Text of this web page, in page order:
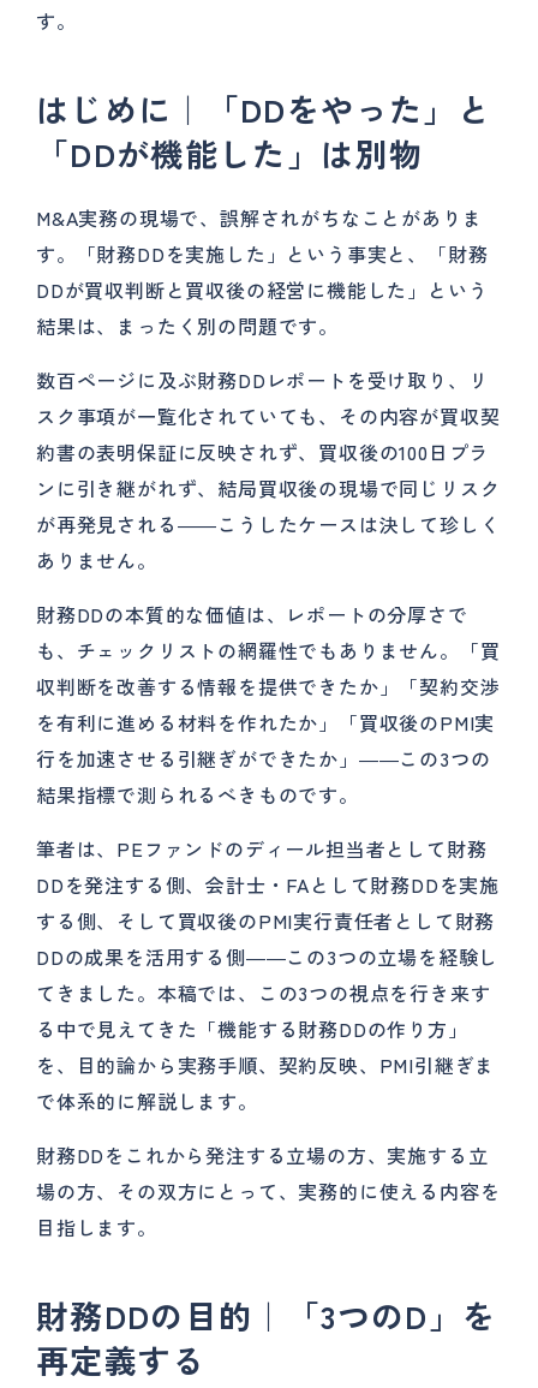
す。
はじめに｜「DDをやった」と
「DDが機能した」は別物
M&A実務の現場で、誤解されがちなことがありま
す。「財務DDを実施した」という事実と、「財務
DDが買収判断と買収後の経営に機能した」という
結果は、まったく別の問題です。
数百ページに及ぶ財務DDレポートを受け取り、リ
スク事項が一覧化されていても、その内容が買収契
約書の表明保証に反映されず、買収後の100日プラ
ンに引き継がれず、結局買収後の現場で同じリスク
が再発見される――こうしたケースは決して珍しく
ありません。
財務DDの本質的な価値は、レポートの分厚さで
も、チェックリストの網羅性でもありません。「買
収判断を改善する情報を提供できたか」「契約交渉
を有利に進める材料を作れたか」「買収後のPMI実
行を加速させる引継ぎができたか」――この3つの
結果指標で測られるべきものです。
筆者は、PEファンドのディール担当者として財務
DDを発注する側、会計士・FAとして財務DDを実施
する側、そして買収後のPMI実行責任者として財務
DDの成果を活用する側――この3つの立場を経験し
てきました。本稿では、この3つの視点を行き来す
る中で見えてきた「機能する財務DDの作り方」
を、目的論から実務手順、契約反映、PMI引継ぎま
で体系的に解説します。
財務DDをこれから発注する立場の方、実施する立
場の方、その双方にとって、実務的に使える内容を
目指します。
財務DDの目的｜「3つのD」を
再定義する